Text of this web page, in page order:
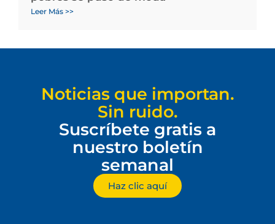
Leer Más >>
Noticias que importan.
Sin ruido.
Suscríbete gratis a
nuestro boletín
semanal
Haz clic aquí